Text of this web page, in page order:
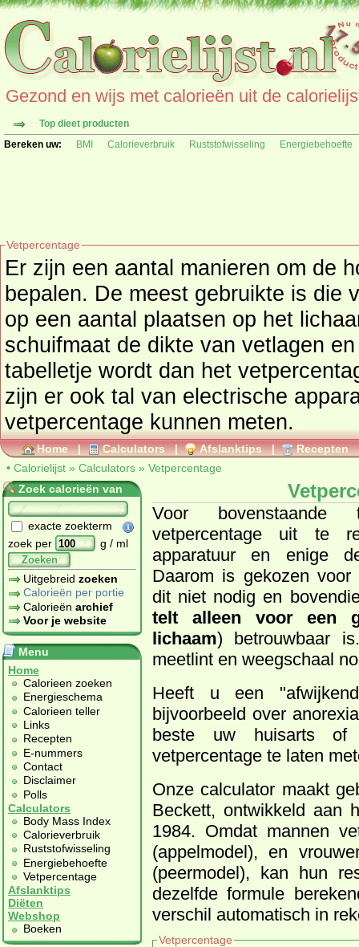
Gezond en wijs met calorieën uit de
Top dieet producten
Bereken uw:
BMI Calorieverbruik Ruststofwisseling Energiebehoefte
Vetpercentage
Er zijn een aantal manieren om de
bepalen. De meest gebruikte is die
op een aantal plaatsen op het
schuifmaat de dikte van vetlagen
tabelletje wordt dan het
zijn er ook tal van electrische
vetpercentage kunnen meten.
Home | Calculators | Afslanktips | Recepten
• Calorielijst » Calculators » Vetpercentage
Zoek calorieën van
exacte zoekterm
zoek per
g / ml
Zoeken
Uitgebreid zoeken
Calorieën per portie
Calorieën archief
Voor je website
Menu
Home
Calorieen zoeken
Energieschema
Calorieen teller
Links
Recepten
E-nummers
Contact
Disclaimer
Polls
Calculators
Body Mass Index
Calorieverbruik
Ruststofwisseling
Energiebehoefte
Vetpercentage
Afslanktips
Diëten
Webshop
Boeken
Voor
vetpercentage uit te
apparatuur en enige
Daarom is gekozen
dit niet nodig en
telt alleen voor een
lichaam) betrouwbaar
meetlint en weegschaal
Heeft u een
bijvoorbeeld over
beste uw huisarts of
vetpercentage te laten
Onze calculator maakt
Beckett, ontwikkeld aan
1984. Omdat mannen
(appelmodel), en
(peermodel), kan hun
dezelfde formule
verschil automatisch in
Vetpercentage